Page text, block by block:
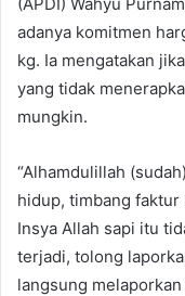
adanya komitmen
kg. Ia mengatakan
yang tidak
mungkin.
“Alhamdulillah
hidup, timbang faktur
Insya Allah sapi itu
terjadi, tolong
langsung